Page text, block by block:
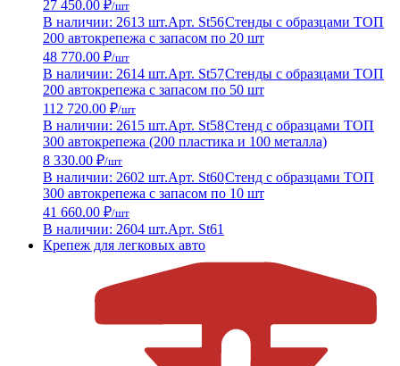
27 450.00 ₽/шт
В наличии: 2613 шт.Арт. St56Стенды с образцами ТОП
200 автокрепежа с запасом по 20 шт
48 770.00 ₽/шт
В наличии: 2614 шт.Арт. St57Стенды с образцами ТОП
200 автокрепежа с запасом по 50 шт
112 720.00 ₽/шт
В наличии: 2615 шт.Арт. St58Стенд с образцами ТОП
300 автокрепежа (200 пластика и 100 металла)
8 330.00 ₽/шт
В наличии: 2602 шт.Арт. St60Стенд с образцами ТОП
300 автокрепежа с запасом по 10 шт
41 660.00 ₽/шт
В наличии: 2604 шт.Арт. St61
Крепеж для легковых авто